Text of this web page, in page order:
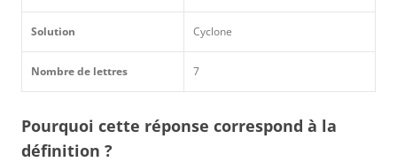
Solution Cyclone
Nombre de lettres 7
Pourquoi cette réponse correspond à la
définition ?